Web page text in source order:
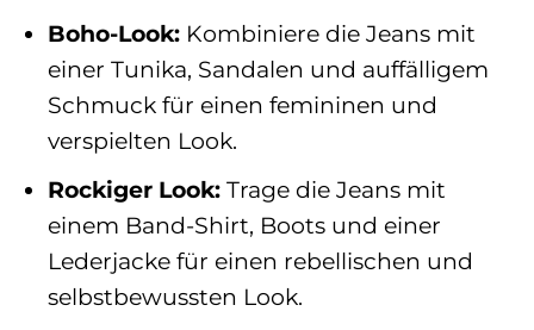
Boho-Look:Kombiniere die Jeans mit
einer Tunika, Sandalen und auffälligem
Schmuck für einen femininen und
verspielten Look.
Rockiger Look:Trage die Jeans mit
einem Band-Shirt, Boots und einer
Lederjacke für einen rebellischen und
selbstbewussten Look.